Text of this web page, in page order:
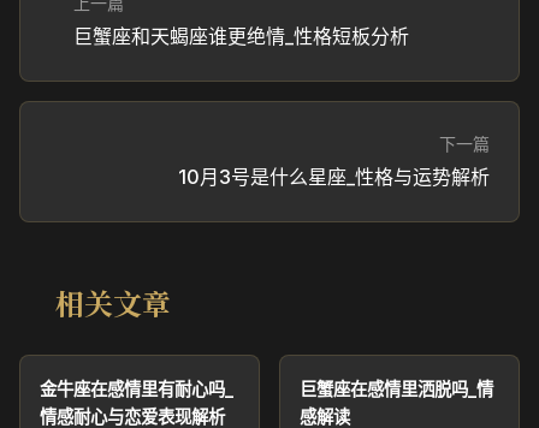
巨蟹座和天蝎座谁更绝情_性格短板分析
下一篇
10月3号是什么星座_性格与运势解析
相关文章
金牛座在感情里有耐心吗_
情感耐心与恋爱表现解析
巨蟹座在感情里洒脱吗_情
感解读